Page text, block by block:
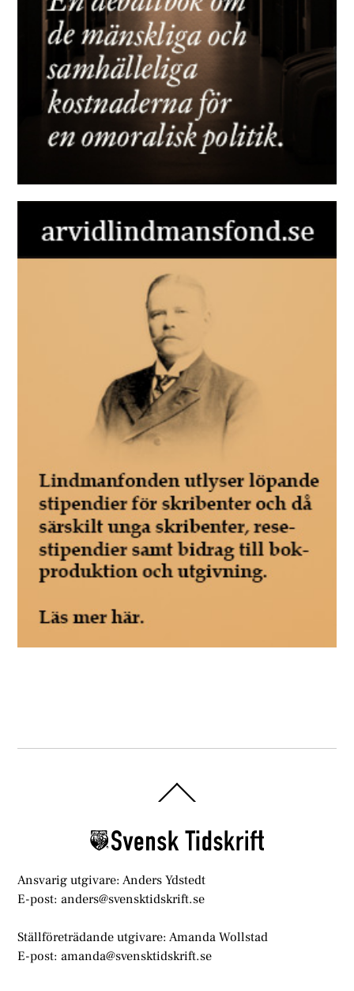
To
Ansvarig utgivare: Anders Ydstedt
E-post: anders@svensktidskrift.se
Ställföreträdande utgivare: Amanda Wollstad
E-post: amanda@svensktidskrift.se